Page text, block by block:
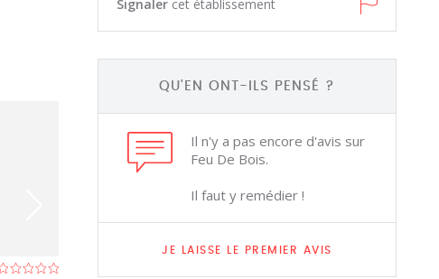
Signaler cet établissement
QU'EN ONT-ILS PENSÉ ?
Il n'y a pas encore d'avis sur
Feu De Bois.
Il faut y remédier !
JE LAISSE LE PREMIER AVIS